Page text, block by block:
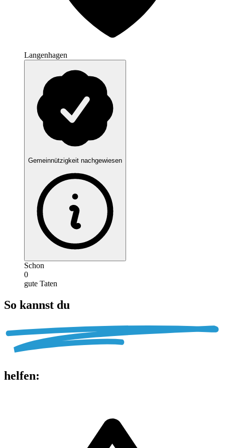
Langenhagen
Gemeinnützigkeit nachgewiesen
Schon
0
gute Taten
So kannst du
helfen: